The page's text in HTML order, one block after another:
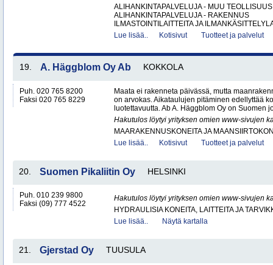
ALIHANKINTAPALVELUJA - MUU TEOLLISUUS
ALIHANKINTAPALVELUJA - RAKENNUS
ILMASTOINTILAITTEITA JA
Lue lisää..
Kotisivut Tuotteet ja palvelut
19. A. Häggblom Oy Ab KOKKOLA
Puh. 020 765 8200
Faksi 020 765 8229
Maata ei rakenneta päivässä, mutta
on arvokas. Aikataulujen pitäminen edellyttää
luotettavuutta. Ab A. Häggblom Oy on Suomen
Hakutulos löytyi yrityksen omien www-sivujen
MAARAKENNUSKONEITA JA
Lue lisää..
Kotisivut Tuotteet ja palvelut
20. Suomen Pikaliitin Oy HELSINKI
Puh. 010 239 9800
Faksi (09) 777 4522
Hakutulos löytyi yrityksen omien www-sivujen
HYDRAULISIA KONEITA, LAITTEITA JA
Lue lisää..
Näytä kartalla
21. Gjerstad Oy TUUSULA